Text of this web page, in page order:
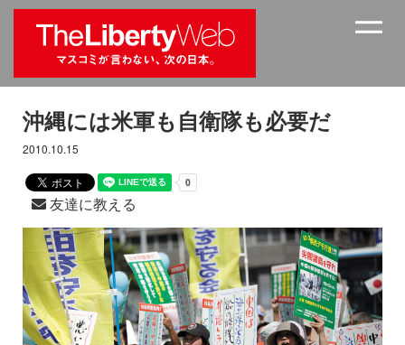
沖縄には米軍も自衛隊も必要だ
2010.10.15
友達に教える